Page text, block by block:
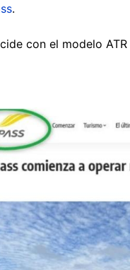
.
con el modelo